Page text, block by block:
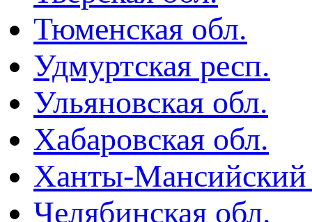
Тюменская обл.
Удмуртская респ.
Ульяновская обл.
Хабаровская обл.
Ханты-
Челябинская обл.